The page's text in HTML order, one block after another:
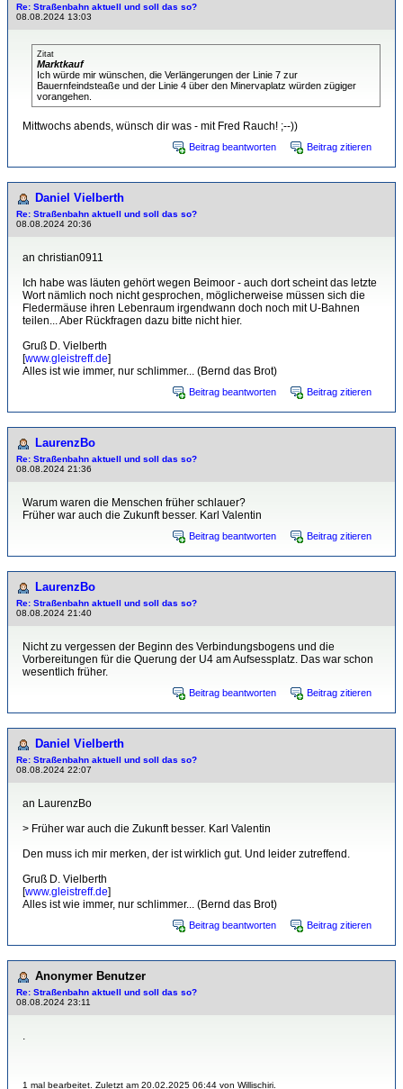
Re: Straßenbahn aktuell und soll das so?
08.08.2024 13:03
Zitat
Marktkauf
Ich würde mir wünschen, die Verlängerungen der Linie 7 zur
Bauernfeindsteaße und der Linie 4 über den Minervaplatz würden zügiger
vorangehen.
Mittwochs abends, wünsch dir was - mit Fred Rauch! ;--))
Beitrag beantworten Beitrag zitieren
Daniel Vielberth
Re: Straßenbahn aktuell und soll das so?
08.08.2024 20:36
an christian0911
Ich habe was läuten gehört wegen Beimoor - auch dort scheint das letzte
Wort nämlich noch nicht gesprochen, möglicherweise müssen sich die
Fledermäuse ihren Lebenraum irgendwann doch noch mit U-Bahnen
teilen... Aber Rückfragen dazu bitte nicht hier.
Gruß D. Vielberth
[www.gleistreff.de]
Alles ist wie immer, nur schlimmer... (Bernd das Brot)
Beitrag beantworten Beitrag zitieren
LaurenzBo
Re: Straßenbahn aktuell und soll das so?
08.08.2024 21:36
Warum waren die Menschen früher schlauer?
Früher war auch die Zukunft besser. Karl Valentin
Beitrag beantworten Beitrag zitieren
LaurenzBo
Re: Straßenbahn aktuell und soll das so?
08.08.2024 21:40
Nicht zu vergessen der Beginn des Verbindungsbogens und die
Vorbereitungen für die Querung der U4 am Aufsessplatz. Das war schon
wesentlich früher.
Beitrag beantworten Beitrag zitieren
Daniel Vielberth
Re: Straßenbahn aktuell und soll das so?
08.08.2024 22:07
an LaurenzBo
> Früher war auch die Zukunft besser. Karl Valentin
Den muss ich mir merken, der ist wirklich gut. Und leider zutreffend.
Gruß D. Vielberth
[www.gleistreff.de]
Alles ist wie immer, nur schlimmer... (Bernd das Brot)
Beitrag beantworten Beitrag zitieren
Anonymer Benutzer
Re: Straßenbahn aktuell und soll das so?
08.08.2024 23:11
.
1 mal bearbeitet. Zuletzt am 20.02.2025 06:44 von Willischiri.